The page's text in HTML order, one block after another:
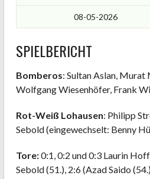
08-05-2026
SPIELBERICHT
Bomberos: Sultan Aslan, Murat
Wolfgang Wiesenhöfer, Frank
Rot-Weiß Lohausen: Philipp
Sebold (eingewechselt: Benny
Tore:0:1, 0:2 und 0:3 Laurin
Sebold (51.), 2:6 (Azad Saido